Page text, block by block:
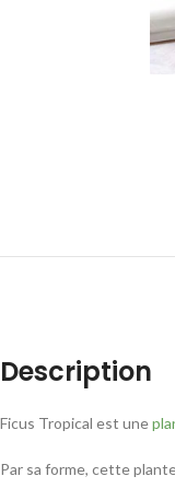
Description
Ficus Tropical est une
Par sa forme, cette